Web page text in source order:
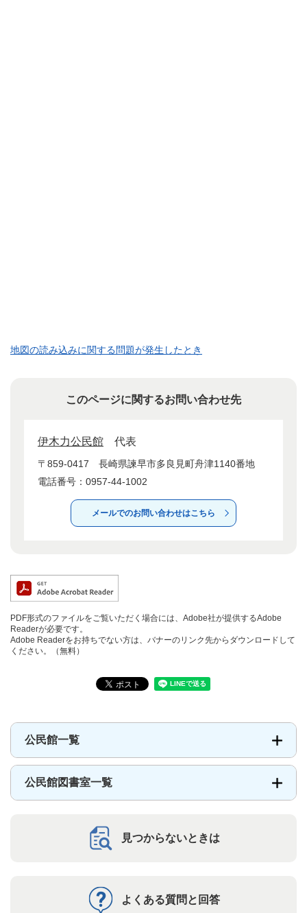
地図の読み込みに関する問題が発生したとき
このページに関するお問い合わせ先
伊木力公民館 代表
〒859-0417
長崎県諫早市多良見町舟津1140番地
電話番号：0957-44-1002
メールでのお問い合わせはこちら
PDF形式のファイルをご覧いただく場合には、Adobe社が提供するAdobe
Readerが必要です。
Adobe Readerをお持ちでない方は、バナーのリンク先からダウンロードして
ください。（無料）
公民館一覧
公民館図書室一覧
見つからないときは
よくある質問と回答